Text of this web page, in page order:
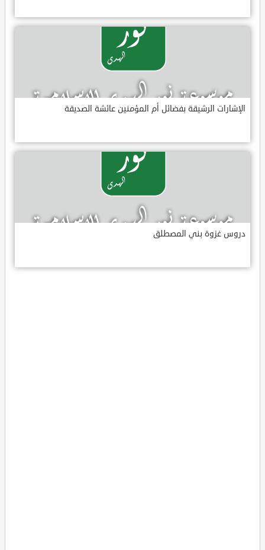
الإشارات الرشيقة بفضائل أم المؤمنين عائشة الصديقة
دروس غزوة بني المصطلق